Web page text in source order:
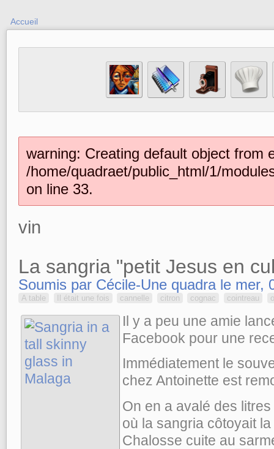
Accueil
warning: Creating default object from
/home/quadraet/public_html/1/
on line 33.
vin
La sangria "petit Jesus en
Soumis par Cécile-Une quadra le mer,
A table Il était une fois cannelle citron cognac cointreau
Il y a peu une amie
Facebook pour une
Immédiatement le
chez Antoinette est
On en a avalé des
où la sangria côtoyait
Chalosse cuite au